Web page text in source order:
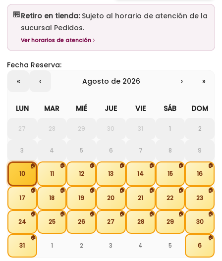
🏪Retiro en tienda:Sujeto al horario de atención de la
sucursal Pedidos.
Ver horarios de atención
Fecha Reserva:
«
‹ agosto de 2026 › »
LUN MAR MIÉ JUE VIE SÁB DOM
27 28 29 30 31 1 2
3 4 5 6 7 8 9
10
🏠
11
🏠
12
🏠
13
🏠
14
🏠
15
🏠
16
🏠
17
🏠
18
🏠
19
🏠
20
🏠
21
🏠
22
🏠
23
🏠
24
🏠
25
🏠
26
🏠
27
🏠
28
🏠
29
🏠
30
🏠
31
🏠
1 2 3 4 5 6
🏠